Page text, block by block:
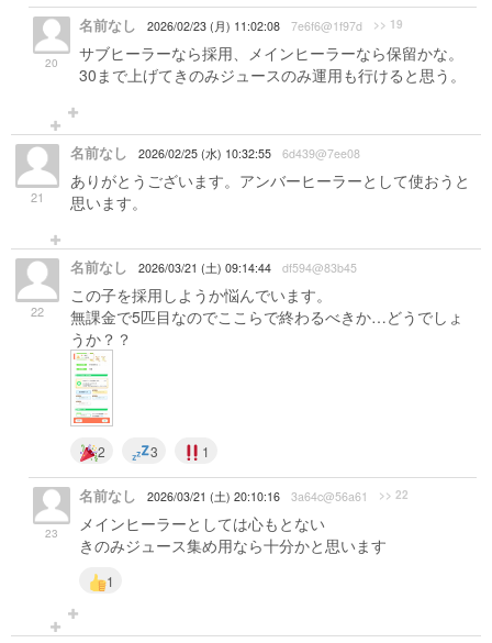
20
名前なし 2026/02/23 (月) 11:02:08 7e6f6@1f97d >> 19
サブヒーラーなら採用、メインヒーラーなら保留かな。
30まで上げてきのみジュースのみ運用も行けると思う。
21
名前なし 2026/02/25 (水) 10:32:55 6d439@7ee08
ありがとうございます。アンバーヒーラーとして使おうと
思います。
22
名前なし 2026/03/21 (土) 09:14:44 df594@83b45
この子を採用しようか悩んでいます。
無課金で5匹目なのでここらで終わるべきか…どうでしょ
うか？？
2 3 1
23
名前なし 2026/03/21 (土) 20:10:16 3a64c@56a61 >> 22
メインヒーラーとしては心もとない
きのみジュース集め用なら十分かと思います
1